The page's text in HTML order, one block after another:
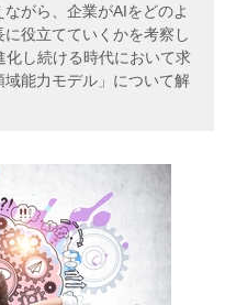
がら、企業がAIをどのよ
役立てていくかを考察し
し続ける時代において求
能力モデル」について解